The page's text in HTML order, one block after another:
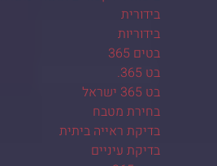
בידורית
בידוריות
בטים 365
בט 365.
בט 365 ישראל
בחירת מטבח
בדיקת ראייה ביתית
בדיקת עיניים